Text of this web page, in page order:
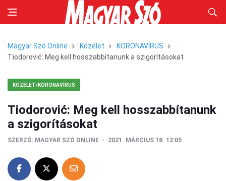
Magyar Szó Online Közélet
KORONAVÍRUS
Tiodorović: Meg kell hosszabbítanunk a szigorításokat
KÖZÉLET/KORONAVÍRUS
Tiodorović: Meg kell hosszabbítanunk
a szigorításokat
SZERZŐ: MAGYAR SZÓ ONLINE 2021. MÁRCIUS 18. 12:05